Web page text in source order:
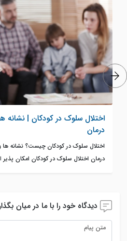
اختلال سلوک در کودکان |
درمان
اختلال سلوک در کودکان چیست؟ نشانه
درمان اختلال سلوک در کودکان امکان
دیدگاه خود را با ما در میان